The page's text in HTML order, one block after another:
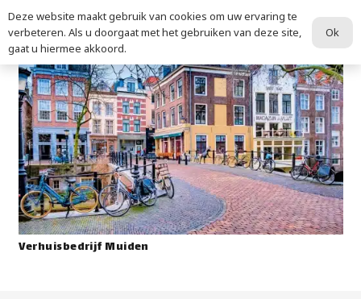
Verhuisbedrijf Muiden
Deze website maakt gebruik van cookies om uw ervaring te
verbeteren. Als u doorgaat met het gebruiken van deze site,
gaat u hiermee akkoord.
Ok